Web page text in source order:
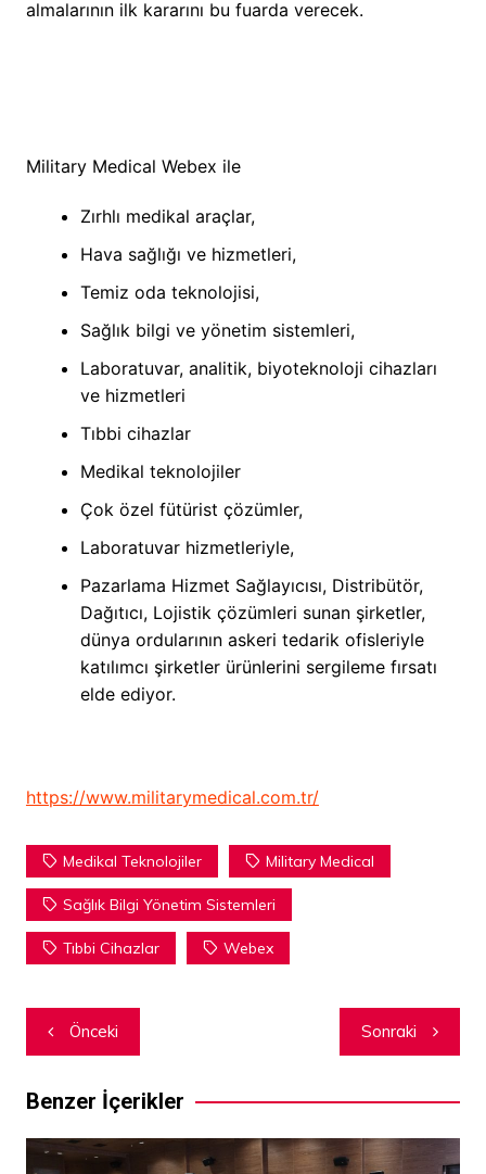
almalarının ilk kararını bu fuarda verecek.
Military Medical Webex ile
Zırhlı medikal araçlar,
Hava sağlığı ve hizmetleri,
Temiz oda teknolojisi,
Sağlık bilgi ve yönetim sistemleri,
Laboratuvar, analitik, biyoteknoloji cihazları
ve hizmetleri
Tıbbi cihazlar
Medikal teknolojiler
Çok özel fütürist çözümler,
Laboratuvar hizmetleriyle,
Pazarlama Hizmet Sağlayıcısı, Distribütör,
Dağıtıcı, Lojistik çözümleri sunan şirketler,
dünya ordularının askeri tedarik ofisleriyle
katılımcı şirketler ürünlerini sergileme fırsatı
elde ediyor.
https://www.militarymedical.com.tr/
Medikal Teknolojiler Military Medical
Sağlık Bilgi Yönetim Sistemleri
Tıbbi Cihazlar Webex
Yazı
dolaşımı
Önceki Sonraki
Benzer İçerikler